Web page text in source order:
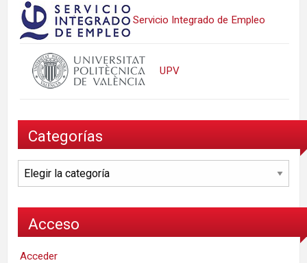
Servicio Integrado de Empleo
UPV
Categorías
Categorías
Acceso
Acceder